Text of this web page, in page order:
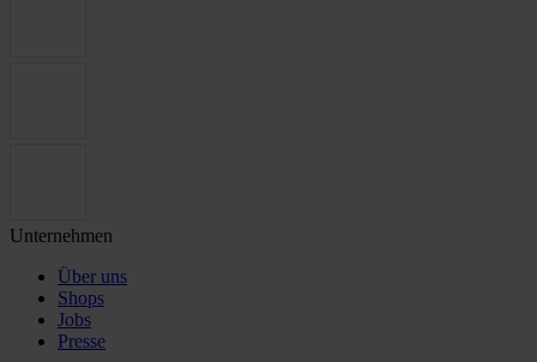
Unternehmen
Über uns
Shops
Jobs
Presse